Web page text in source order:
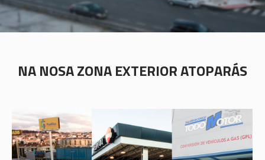
NA NOSA ZONA EXTERIOR ATOPARÁS